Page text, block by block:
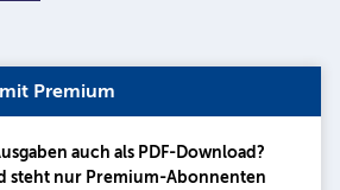
Premium
auch als PDF-Download?
steht nur Premium-Abonnenten